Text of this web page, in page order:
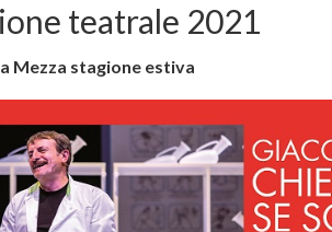
teatrale 2021
Mezza stagione estiva